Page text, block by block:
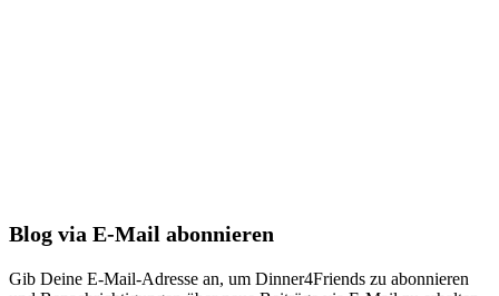
Blog via E-Mail abonnieren
Gib Deine E-Mail-Adresse an, um Dinner4Friends zu abonnieren